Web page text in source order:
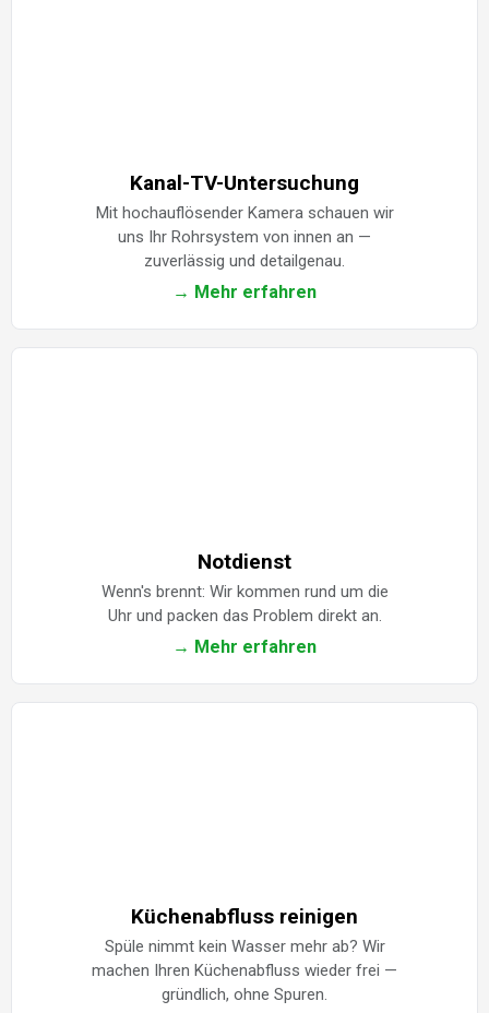
Kanal-TV-Untersuchung
Mit hochauflösender Kamera schauen wir
uns Ihr Rohrsystem von innen an —
zuverlässig und detailgenau.
→ Mehr erfahren
Notdienst
Wenn's brennt: Wir kommen rund um die
Uhr und packen das Problem direkt an.
→ Mehr erfahren
Küchenabfluss reinigen
Spüle nimmt kein Wasser mehr ab? Wir
machen Ihren Küchenabfluss wieder frei —
gründlich, ohne Spuren.